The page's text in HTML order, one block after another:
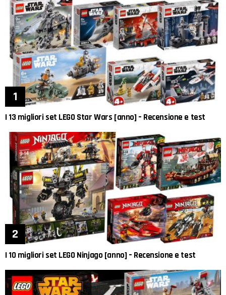
I 13 migliori set LEGO Star Wars [anno] – Recensione e test
I 10 migliori set LEGO Ninjago [anno] – Recensione e test